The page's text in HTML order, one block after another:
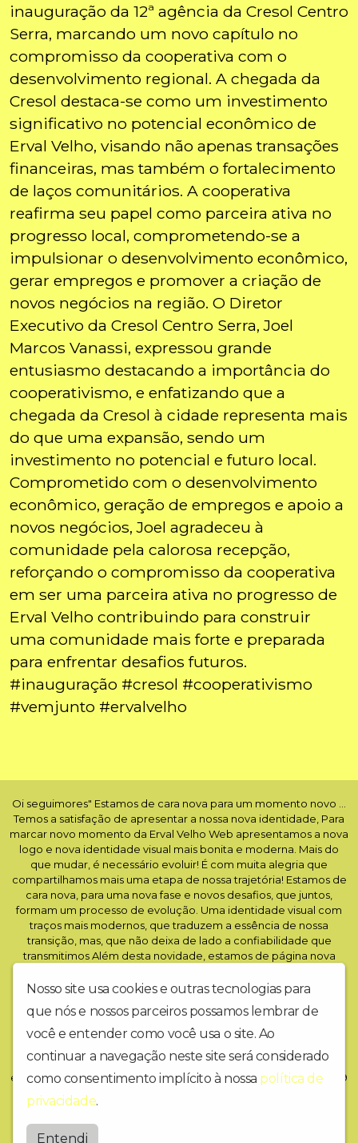
inauguração da 12ª agência da Cresol Centro
Serra, marcando um novo capítulo no
compromisso da cooperativa com o
desenvolvimento regional. A chegada da
Cresol destaca-se como um investimento
significativo no potencial econômico de
Erval Velho, visando não apenas transações
financeiras, mas também o fortalecimento
de laços comunitários. A cooperativa
reafirma seu papel como parceira ativa no
progresso local, comprometendo-se a
impulsionar o desenvolvimento econômico,
gerar empregos e promover a criação de
novos negócios na região. O Diretor
Executivo da Cresol Centro Serra, Joel
Marcos Vanassi, expressou grande
entusiasmo destacando a importância do
cooperativismo, e enfatizando que a
chegada da Cresol à cidade representa mais
do que uma expansão, sendo um
investimento no potencial e futuro local.
Comprometido com o desenvolvimento
econômico, geração de empregos e apoio a
novos negócios, Joel agradeceu à
comunidade pela calorosa recepção,
reforçando o compromisso da cooperativa
em ser uma parceira ativa no progresso de
Erval Velho contribuindo para construir
uma comunidade mais forte e preparada
para enfrentar desafios futuros.
#inauguração #cresol #cooperativismo
#vemjunto #ervalvelho
Nosso site usa cookies e outras tecnologias para
que nós e nossos parceiros possamos lembrar de
você e entender como você usa o site. Ao
continuar a navegação neste site será considerado
como consentimento implícito à nossa política de
privacidade.
Entendi
Oi seguimores" Estamos de cara nova para um momento novo ...
Temos a satisfação de apresentar a nossa nova identidade, Para
marcar novo momento da Erval Velho Web apresentamos a nova
logo e nova identidade visual mais bonita e moderna. Mais do
que mudar, é necessário evoluir! É com muita alegria que
compartilhamos mais uma etapa de nossa trajetória! Estamos de
cara nova, para uma nova fase e novos desafios, que juntos,
formam um processo de evolução. Uma identidade visual com
traços mais modernos, que traduzem a essência de nossa
transição, mas, que não deixa de lado a confiabilidade que
transmitimos Além desta novidade, estamos de página nova
SC Curta e Compartilhe ! logo a Inauguração do novo studio !
,divulgação e juntos podemos alcançar resultados ainda
melhores conte com o nosso marketing ouça nossa
Programação www.ervalvelhoweb.com.br ????
radiocidadecamposnovos.com???? 24h no ar ajudamos pessoas
e empresas a terem melhores resultados entre contato (55)(49) 9
8817-0002 Estou à disposição. Abraço!